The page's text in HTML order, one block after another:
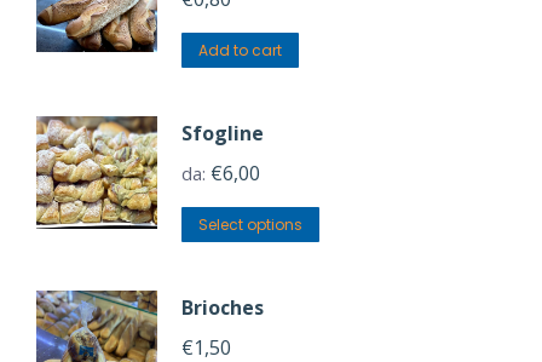
Add to cart
Sfogline
da: €6,00
Select options
Brioches
€1,50